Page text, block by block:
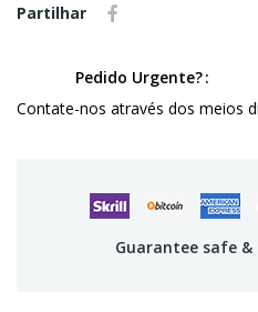
Partilhar
Pedido Urgente?
Contate-nos através dos meios
Guarantee safe &